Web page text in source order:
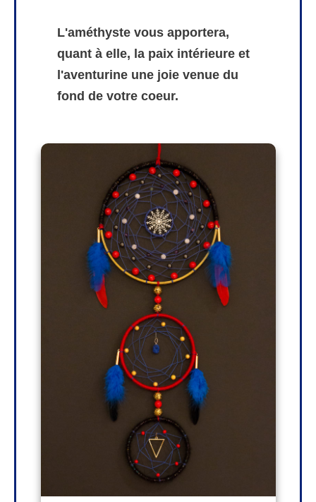
L'améthyste vous apportera,
quant à elle, la paix intérieure et
l'aventurine une joie venue du
fond de votre coeur.